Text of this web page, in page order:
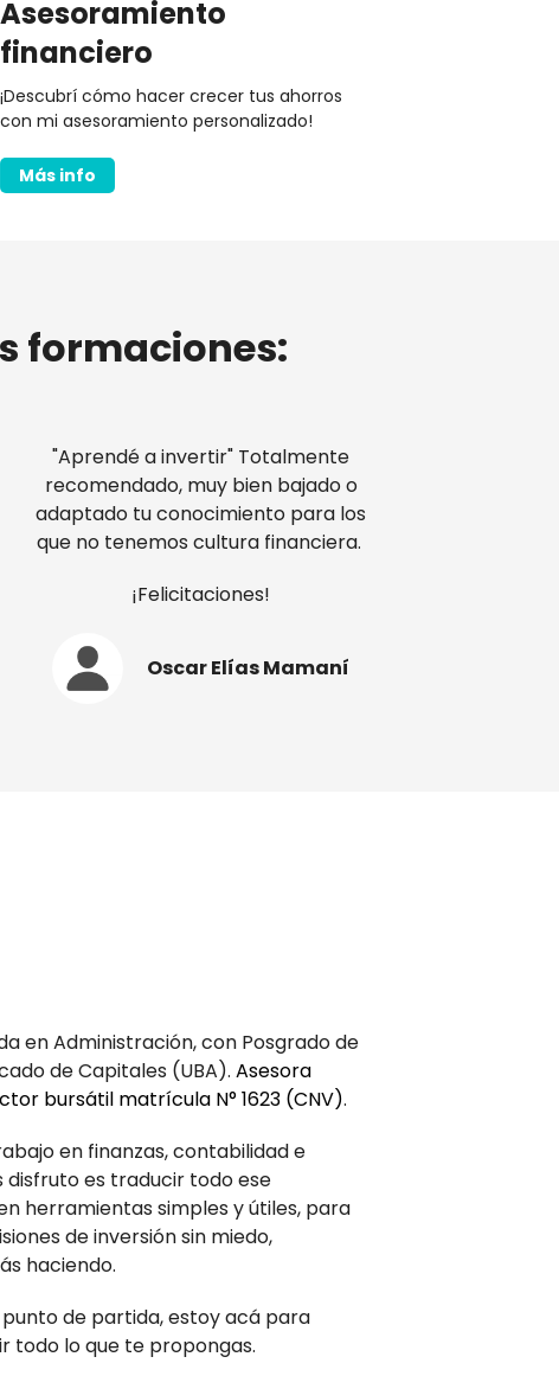
Asesoramiento
financiero
¡Descubrí cómo hacer crecer tus ahorros
con mi asesoramiento personalizado!
Más info
formaciones:
"Aprendé a invertir" Totalmente
recomendado, muy bien bajado o
adaptado tu conocimiento para los
que no tenemos cultura financiera.
¡Felicitaciones!
Oscar Elías Mamaní
en Administración, con Posgrado de
de Capitales (UBA). Asesora
bursátil matrícula N° 1623 (CNV).
en finanzas, contabilidad e
disfruto es traducir todo ese
herramientas simples y útiles, para
de inversión sin miedo,
haciendo.
de partida, estoy acá para
todo lo que te propongas.